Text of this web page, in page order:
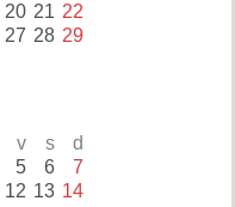
20 21 22
27 28 29
v s d
5 6 7
12 13 14